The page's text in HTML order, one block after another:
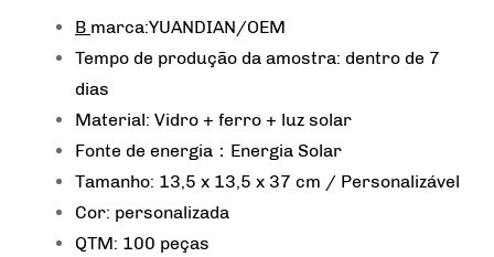
B marca:YUANDIAN/OEM
Tempo de produção da amostra: dentro de 7
dias
Material: Vidro + ferro + luz solar
Fonte de energia：Energia Solar
Tamanho: 13,5 x 13,5 x 37 cm / Personalizável
Cor: personalizada
QTM: 100 peças